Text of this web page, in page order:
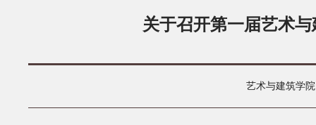
关于召开第一届艺术
艺术与建筑学院